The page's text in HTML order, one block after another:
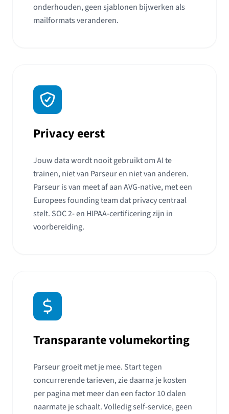
onderhouden, geen sjablonen bijwerken als
mailformats veranderen.
Privacy eerst
Jouw data wordt nooit gebruikt om AI te
trainen, niet van Parseur en niet van anderen.
Parseur is van meet af aan AVG-native, met een
Europees founding team dat privacy centraal
stelt. SOC 2- en HIPAA-certificering zijn in
voorbereiding.
Transparante volumekorting
Parseur groeit met je mee. Start tegen
concurrerende tarieven, zie daarna je kosten
per pagina met meer dan een factor 10 dalen
naarmate je schaalt. Volledig self-service, geen